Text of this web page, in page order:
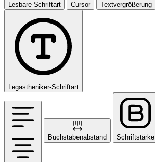
Lesbare Schriftart Cursor Textvergrößerung
Legastheniker-Schriftart
Buchstabenabstand Schriftstärke